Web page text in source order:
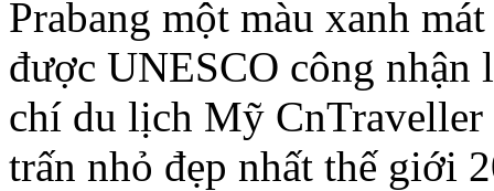
Prabang một màu xanh
được UNESCO công nhận
chí du lịch Mỹ CnTraveller
trấn nhỏ đẹp nhất thế giới